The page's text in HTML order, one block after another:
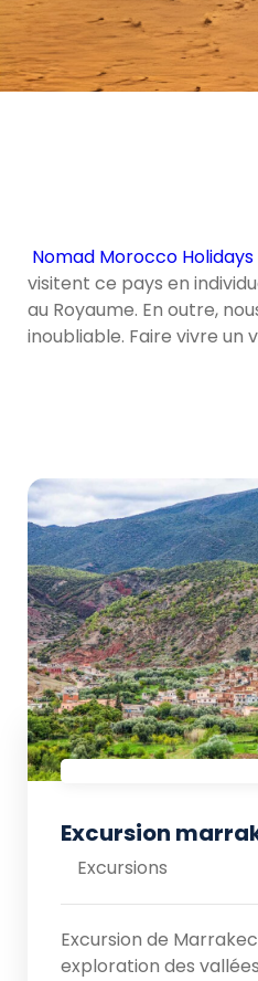
Nomad Morocco Holidays
visitent ce pays en
au Royaume. En outre,
inoubliable. Faire vivre
Excursion
Excursions
Excursion de
exploration des